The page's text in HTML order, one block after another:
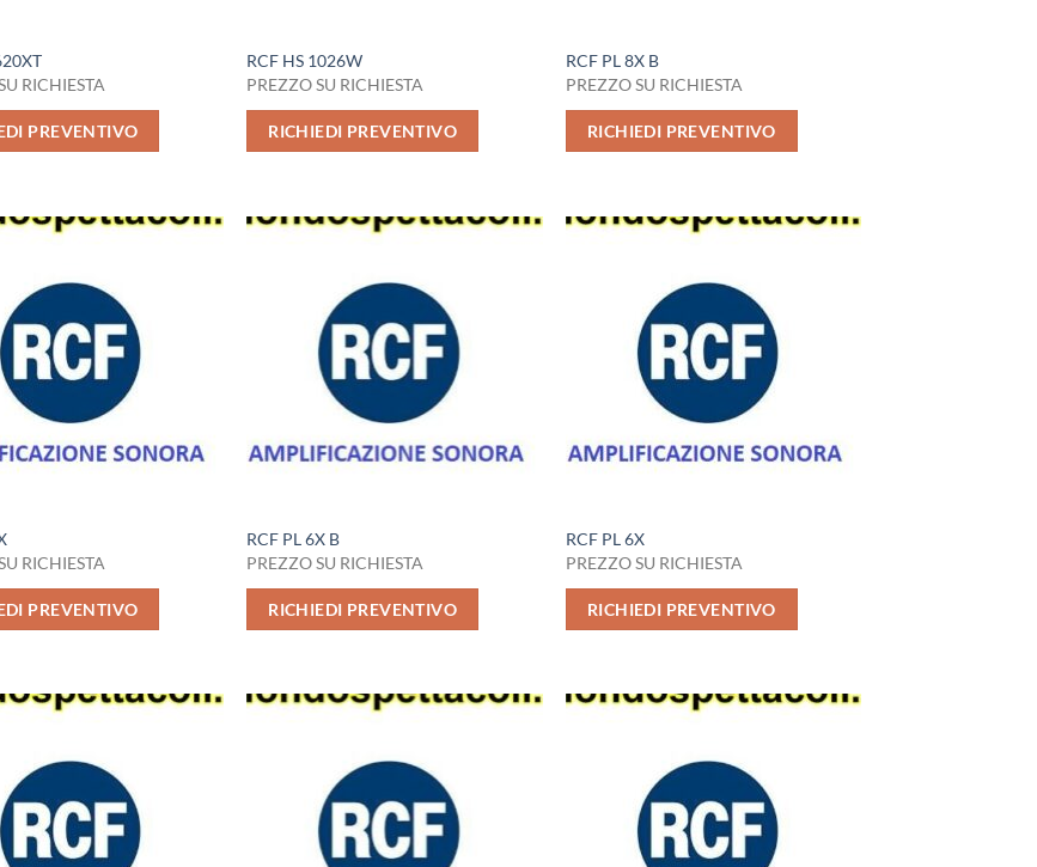
RICHIESTA
PREVENTIVO
RCF HS 1026W
PREZZO SU RICHIESTA
RICHIEDI PREVENTIVO
RCF PL 8X B
PREZZO SU RICHIESTA
RICHIEDI PREVENTIVO
RICHIESTA
PREVENTIVO
RCF PL 6X B
PREZZO SU RICHIESTA
RICHIEDI PREVENTIVO
RCF PL 6X
PREZZO SU RICHIESTA
RICHIEDI PREVENTIVO